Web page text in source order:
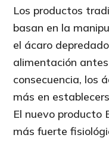
Los productos
basan en la
el ácaro
alimentación
consecuencia, los
más en
El nuevo producto
más fuerte